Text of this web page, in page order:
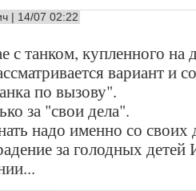
| 14/07 02:22
с танком, купленного на
вариант и
по вызову".
за "свои дела".
надо именно со своих
за голодных детей